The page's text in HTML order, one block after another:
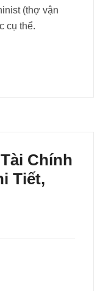
(thợ vận
cụ thể.
Chính
Tiết,